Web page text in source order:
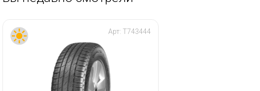
Арт: T743444